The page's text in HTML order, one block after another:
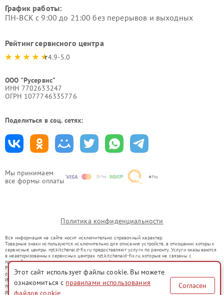
Мы принимаем
все формы оплаты
График работы:
ПН-ВСК с 9:00 до 21:00 без перерывов и выходных
Рейтинг сервисного центра
4.9-5.0
ООО "Русервис"
ИНН 7702633247
ОГРН 1077746335776
Поделиться в соц. сетях:
Политика конфиденциальности
Вся информация на сайте носит исключительно справочный характер.
Товарные знаки используются исключительно для описания устройств, в отношении которых
сервисные центры nzt.kitchenaid-fix.ru предоставляют услуги по ремонту. Услуги оказываются
в неавторизованных сервисных центрах nzt.kitchenaid-fix.ru, которые не связаны с
правообладателями товарных знаков или их официальными представителями.
Ремонт осуществляется для устройств, уже введенных в гражданский оборот в соответствии
со статьей 1487 ГК РФ.
Использование товарных знаков не преследует цели индивидуализации услуг или введения
потребителей в заблуждение, а служит для информирования о предоставляемых услугах по
ремонту техники указанных брендов.
Этот сайт использует файлы cookie. Вы можете
ознакомиться с правилами использования
файлов cookie
Согласен